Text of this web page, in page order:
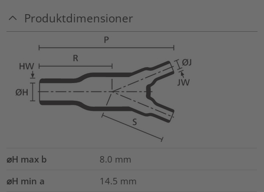
Produktdimensioner
⌀H max b 8.0 mm
⌀H min a
14.5 mm